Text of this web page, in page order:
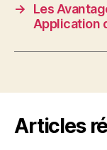
→
Les
Application
Articles